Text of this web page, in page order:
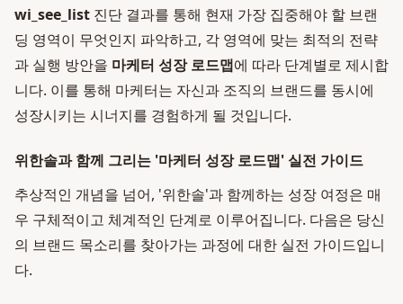
wi_see_list 진단 결과를 통해 현재 가장 집중해야 할 브랜
딩 영역이 무엇인지 파악하고, 각 영역에 맞는 최적의 전략
과 실행 방안을 마케터 성장 로드맵에 따라 단계별로 제시합
니다. 이를 통해 마케터는 자신과 조직의 브랜드를 동시에
성장시키는 시너지를 경험하게 될 것입니다.
위한솔과 함께 그리는 '마케터 성장 로드맵' 실전 가이드
추상적인 개념을 넘어, '위한솔'과 함께하는 성장 여정은 매
우 구체적이고 체계적인 단계로 이루어집니다. 다음은 당신
의 브랜드 목소리를 찾아가는 과정에 대한 실전 가이드입니
다.